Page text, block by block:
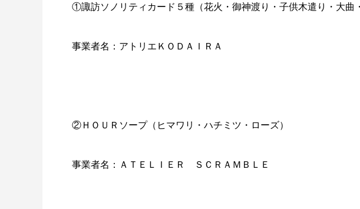
①諏訪ソノリティカード５種（花火・御神渡り・子供木遣り・大曲
事業者名：アトリエＫＯＤＡＩＲＡ
②ＨＯＵＲソープ（ヒマワリ・ハチミツ・ローズ）
事業者名：ＡＴＥＬＩＥＲ ＳＣＲＡＭＢＬＥ